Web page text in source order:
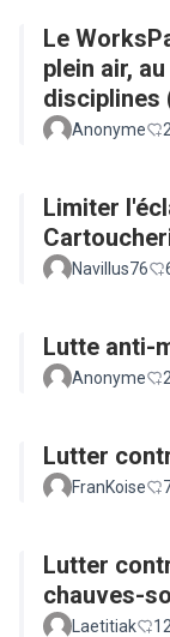
Le
plein air,
disciplines
Parkour)
Anonyme
Limiter
Navillus76
Lutte anti-
Anonyme 2
Lutter
FranKoise
Lutter
chauves-
Laetitiak 12